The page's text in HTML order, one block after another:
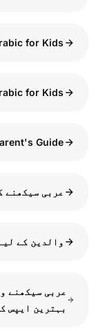
for Kids
for Kids
Guide
عربی سیکھنے
والدین کے
عربی سیکھنے
بہترین ایپس